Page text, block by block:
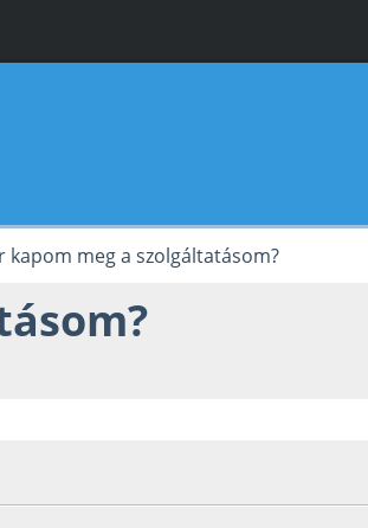
kapom meg a szolgáltatásom?